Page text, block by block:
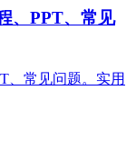
、PPT、常见
、常见问题。实用